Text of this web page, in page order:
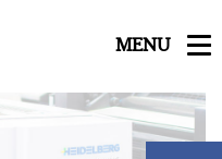
MENU